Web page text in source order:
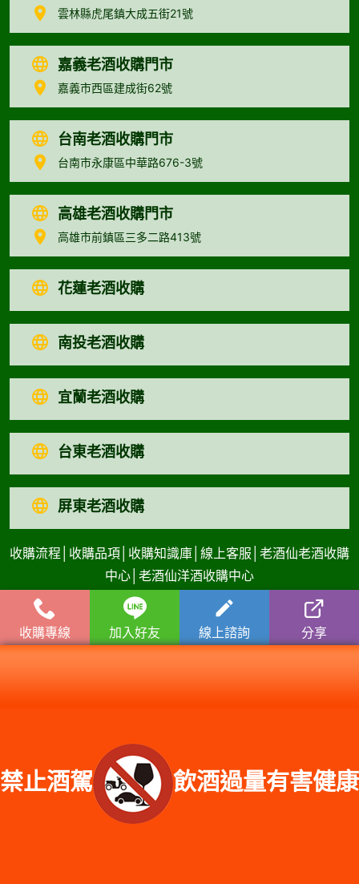
雲林縣虎尾鎮大成五街21號
嘉義老酒收購門市
嘉義市西區建成街62號
台南老酒收購門市
台南市永康區中華路676-3號
高雄老酒收購門市
高雄市前鎮區三多二路413號
花蓮老酒收購
南投老酒收購
宜蘭老酒收購
台東老酒收購
屏東老酒收購
收購流程 收購品項 收購知識庫 線上客服│ 老酒仙老酒收購
中心 老酒仙洋酒收購中心
台南服務專線：
0974-306-620 | 門市電話：
(06) 3038-
台南門市地址：台南市永康區中華路676-3號
將軍區收購、學甲區收購、北門區收購、新營區收購、後壁區收購、白河區收
購、東山區收購、六甲區收購、下營區收購、柳營區收購、鹽水區收購、善化區
收購、大內區收購、山上區收購、新市區收購、安定區收購
收購專線 加入好友 線上諮詢 分享
禁止酒駕 飲酒過量有害健康